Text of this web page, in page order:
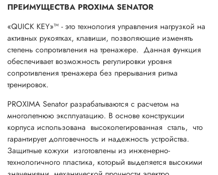
ПРЕИМУЩЕСТВА PROXIMA SENATOR
«QUICK KEY»™ - это технология управления нагрузкой на
активных рукоятках, клавиши, позволяющие изменять
степень сопротивления на тренажере. Данная функция
обеспечивает возможность регулировки уровня
сопротивления тренажера без прерывания ритма
тренировок.
PROXIMА Senator разрабатываются с расчетом на
многолетнюю эксплуатацию. В основе конструкции
корпуса использована высоколегированная сталь, что
гарантирует долговечность и надежность устройства.
Защитные кожухи изготовлены из инженерно-
технологичного пластика, который выделяется высокими